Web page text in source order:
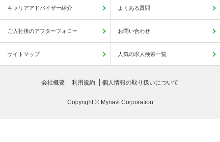
キャリアアドバイザー紹介 よくある質問
ご入社後のアフターフォロー お問い合わせ
サイトマップ 人気の求人検索一覧
会社概要 利用規約 個人情報の取り扱いについて
Copyright © Mynavi Corporation